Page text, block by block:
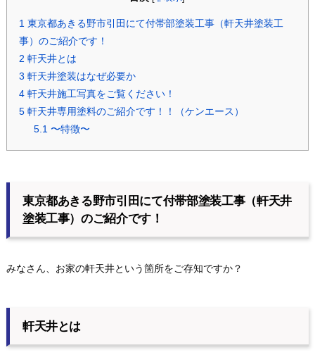
1東京都あきる野市引田にて付帯部塗装工事（軒天井塗装工
事）のご紹介です！
2 軒天井とは
3 軒天井塗装はなぜ必要か
4軒天井施工写真をご覧ください！
5軒天井専用塗料のご紹介です！！（ケンエース）
5.1〜特徴〜
東京都あきる野市引田にて付帯部塗装工事（軒天井
塗装工事）のご紹介です！
みなさん、お家の軒天井という箇所をご存知ですか？
軒天井とは